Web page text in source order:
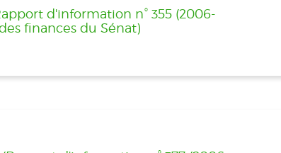
d'information n° 355 (2006-
finances du Sénat)